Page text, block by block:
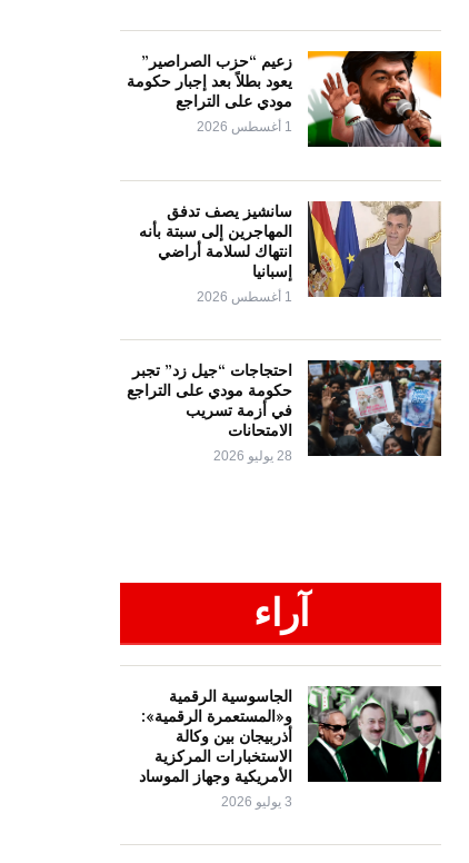
زعيم “حزب الصراصير”
يعود بطلاً بعد إجبار حكومة
مودي على التراجع
1 أغسطس 2026
سانشيز يصف تدفق
المهاجرين إلى سبتة بأنه
انتهاك لسلامة أراضي
إسبانيا
1 أغسطس 2026
احتجاجات “جيل زد” تجبر
حكومة مودي على التراجع
في أزمة تسريب
الامتحانات
28 يوليو 2026
آراء
الجاسوسية الرقمية
و«المستعمرة الرقمية»:
أذربيجان بين وكالة
الاستخبارات المركزية
الأمريكية وجهاز الموساد
3 يوليو 2026